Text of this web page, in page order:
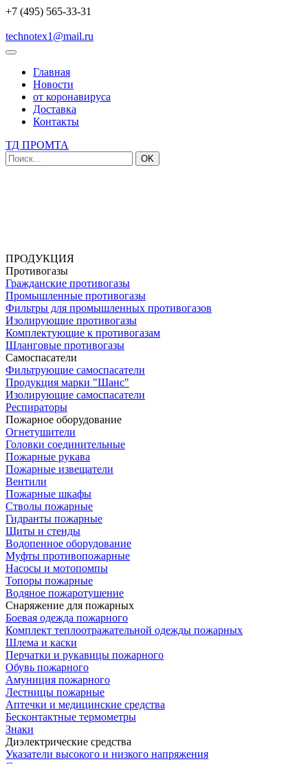
+7 (495) 565-33-31
technotex1@mail.ru
Главная
Новости
от коронавируса
Доставка
Контакты
ТД ПРОМТА
OK
ПРОДУКЦИЯ
Противогазы
Гражданские противогазы
Промышленные противогазы
Фильтры для промышленных противогазов
Изолирующие противогазы
Комплектующие к противогазам
Шланговые противогазы
Самоспасатели
Фильтрующие самоспасатели
Продукция марки "Шанс"
Изолирующие самоспасатели
Респираторы
Пожарное оборудование
Огнетушители
Головки соединительные
Пожарные рукава
Пожарные извещатели
Вентили
Пожарные шкафы
Стволы пожарные
Гидранты пожарные
Щиты и стенды
Водопенное оборудование
Муфты противопожарные
Насосы и мотопомпы
Топоры пожарные
Водяное пожаротушение
Снаряжение для пожарных
Боевая одежда пожарного
Комплект теплоотражательной одежды пожарных
Шлема и каски
Перчатки и рукавицы пожарного
Обувь пожарного
Амуниция пожарного
Лестницы пожарные
Аптечки и медицинские средства
Бесконтактные термометры
Знаки
Диэлектрические средства
Указатели высокого и низкого напряжения